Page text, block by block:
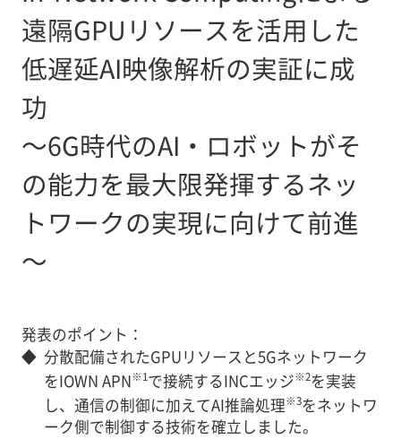
遠隔GPUリソースを活用した
低遅延AI映像解析の実証に成
功
～6G時代のAI・ロボットがそ
の能力を最大限発揮するネッ
トワークの実現に向けて前進
～
発表のポイント：
◆ 分散配備されたGPUリソースと5Gネットワーク
をIOWN APN※1で接続するINCエッジ※2を実装
し、通信の制御に加えてAI推論処理※3をネットワ
ーク側で制御する技術を確立しました。